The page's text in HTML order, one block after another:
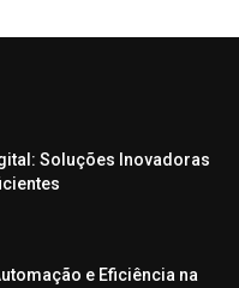
Soluções Inovadoras
e Eficiência na